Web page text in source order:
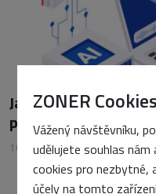
ZONER Cookies
Vážený návštěvníku,
udělujete souhlas
cookies pro nezbytné,
účely na tomto
Jak vyhodnotit
procesech
10. března 2026 • Petra